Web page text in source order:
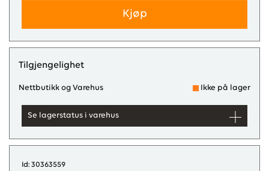
Kjøp
Tilgjengelighet
Nettbutikk og Varehus Ikke på lager
Se lagerstatus i varehus
Id: 30363559